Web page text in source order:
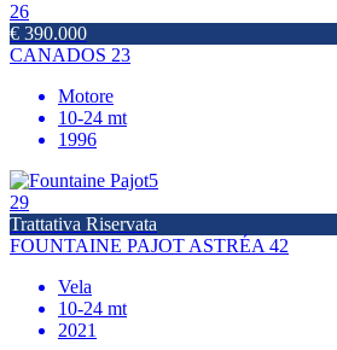
26
€ 390.000
CANADOS 23
Motore
10-24 mt
1996
29
Trattativa Riservata
FOUNTAINE PAJOT ASTRÉA 42
Vela
10-24 mt
2021